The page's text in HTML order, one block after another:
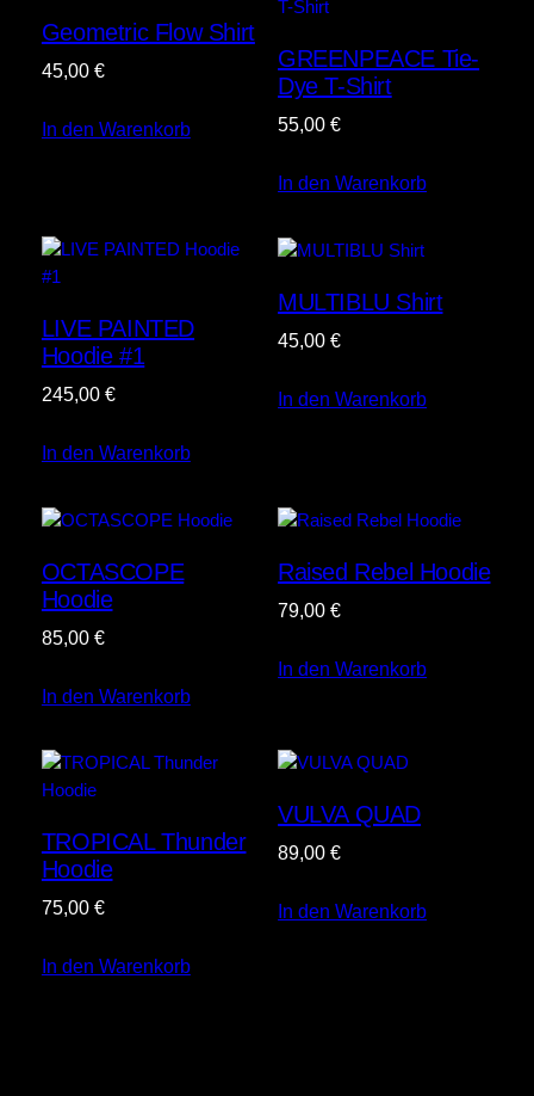
Geometric Flow Shirt
45,00 €
In den Warenkorb
GREENPEACE Tie-
Dye T-Shirt
55,00€
In den Warenkorb
LIVE PAINTED
Hoodie #1
245,00 €
In den Warenkorb
MULTIBLU Shirt
45,00€
In den Warenkorb
OCTASCOPE
Hoodie
85,00 €
In den Warenkorb
Raised Rebel Hoodie
79,00€
In den Warenkorb
TROPICAL Thunder
Hoodie
75,00 €
In den Warenkorb
VULVA QUAD
89,00€
In den Warenkorb